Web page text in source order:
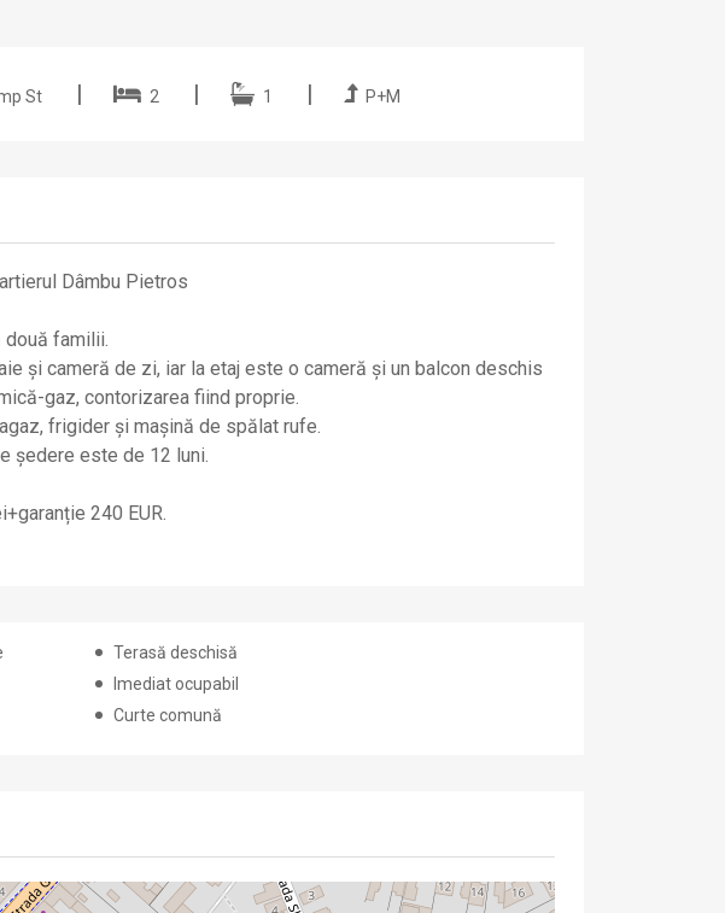
St 2 1 P+M
Dâmbu Pietros
familii.
și cameră de zi, iar la etaj este o cameră și un balcon deschis
gaz, contorizarea fiind proprie.
frigider și mașină de spălat rufe.
ședere este de 12 luni.
240 EUR.
Terasă deschisă
Imediat ocupabil
Curte comună